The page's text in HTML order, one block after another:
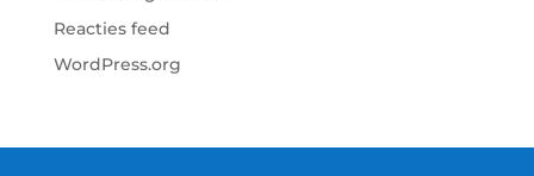
Reacties feed
WordPress.org